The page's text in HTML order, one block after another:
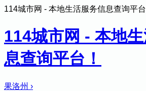
114城市网 - 本地生活服务信息查询平台
114城市网 - 本地
息查询平台！
果洛州 ›